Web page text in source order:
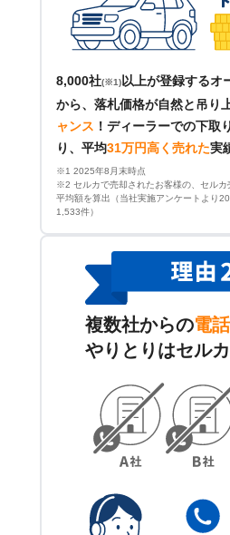
8,000社(※1) 以上が登録するオ
から、落札価格が自然と吊り
ャンス ！ ディーラーでの下取
り、平均31万円高く売れた実
※1 2025年8月末時点
※2 セルカで売却されたお客様の、セルカ
平均額を算出（当社実施アンケートより
1,533件）
複数社からの電
やりとりはセル